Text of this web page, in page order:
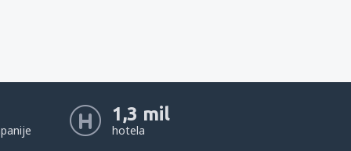
1,3 mil
hotela